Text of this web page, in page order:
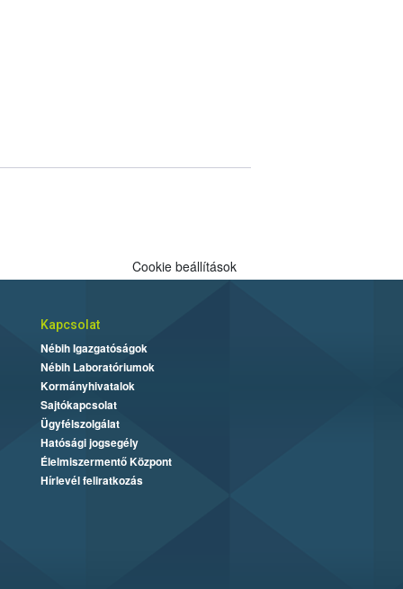
Cookie beállítások
Kapcsolat
Nébih Igazgatóságok
Nébih Laboratóriumok
Kormányhivatalok
Sajtókapcsolat
Ügyfélszolgálat
Hatósági jogsegély
Élelmiszermentő Központ
Hírlevél feliratkozás